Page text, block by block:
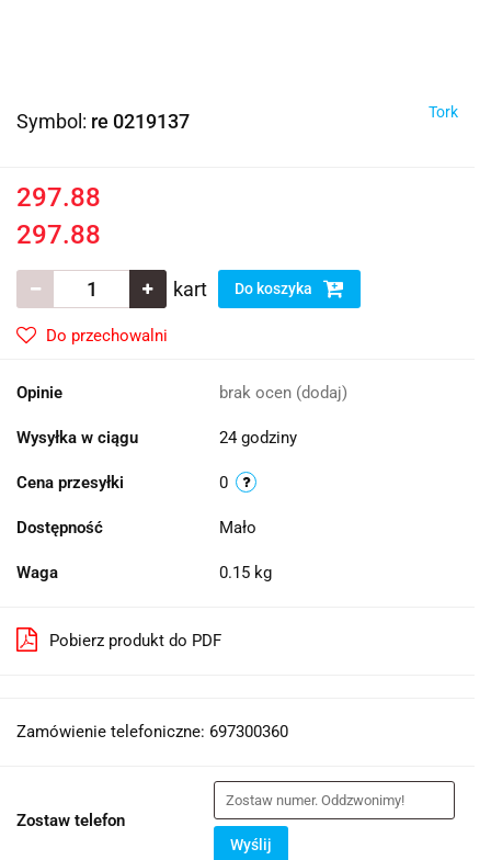
Symbol: re 0219137 Tork
297.88
297.88
kart Do koszyka
Do przechowalni
Opinie brak ocen (dodaj)
Wysyłka w ciągu 24 godziny
Cena przesyłki 0
Dostępność Mało
Waga 0.15 kg
Pobierz produkt do PDF
Zamówienie telefoniczne: 697300360
Zostaw telefon
Wyślij